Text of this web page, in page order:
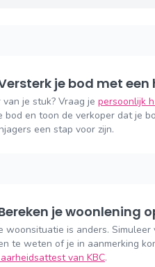
Versterk je bod met
van je stuk? Vraag je persoonlijk
bod en toon de verkoper dat je
een stap voor zijn.
Bereken je woonlening
woonsituatie is anders.
te weten of je in aanmerking
van KBC.